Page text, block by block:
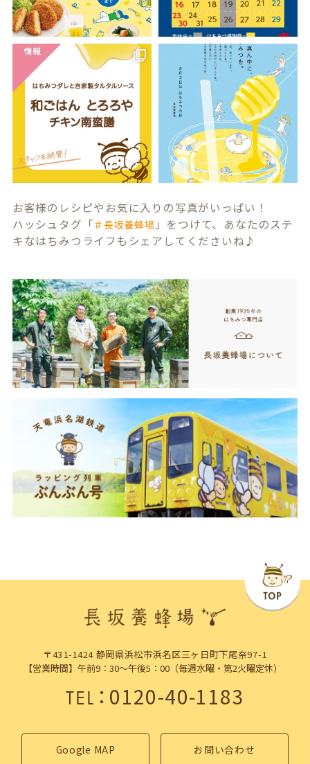
お客様のレシピやお気に入りの写真がいっぱい！
ハッシュタグ「＃長坂養蜂場 」をつけて、あなたのステ
キなはちみつライフもシェアしてくださいね♪
〒431-1424 静岡県浜松市浜名区三ヶ日町下尾奈97-1
【営業時間】午前9：30～午後5：00（毎週水曜・第2火曜定休）
TEL：0120-40-1183
Google MAP お問い合わせ